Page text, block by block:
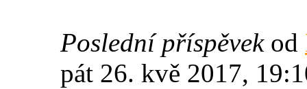
Poslední příspěvekod
pát 26. kvě 2017,